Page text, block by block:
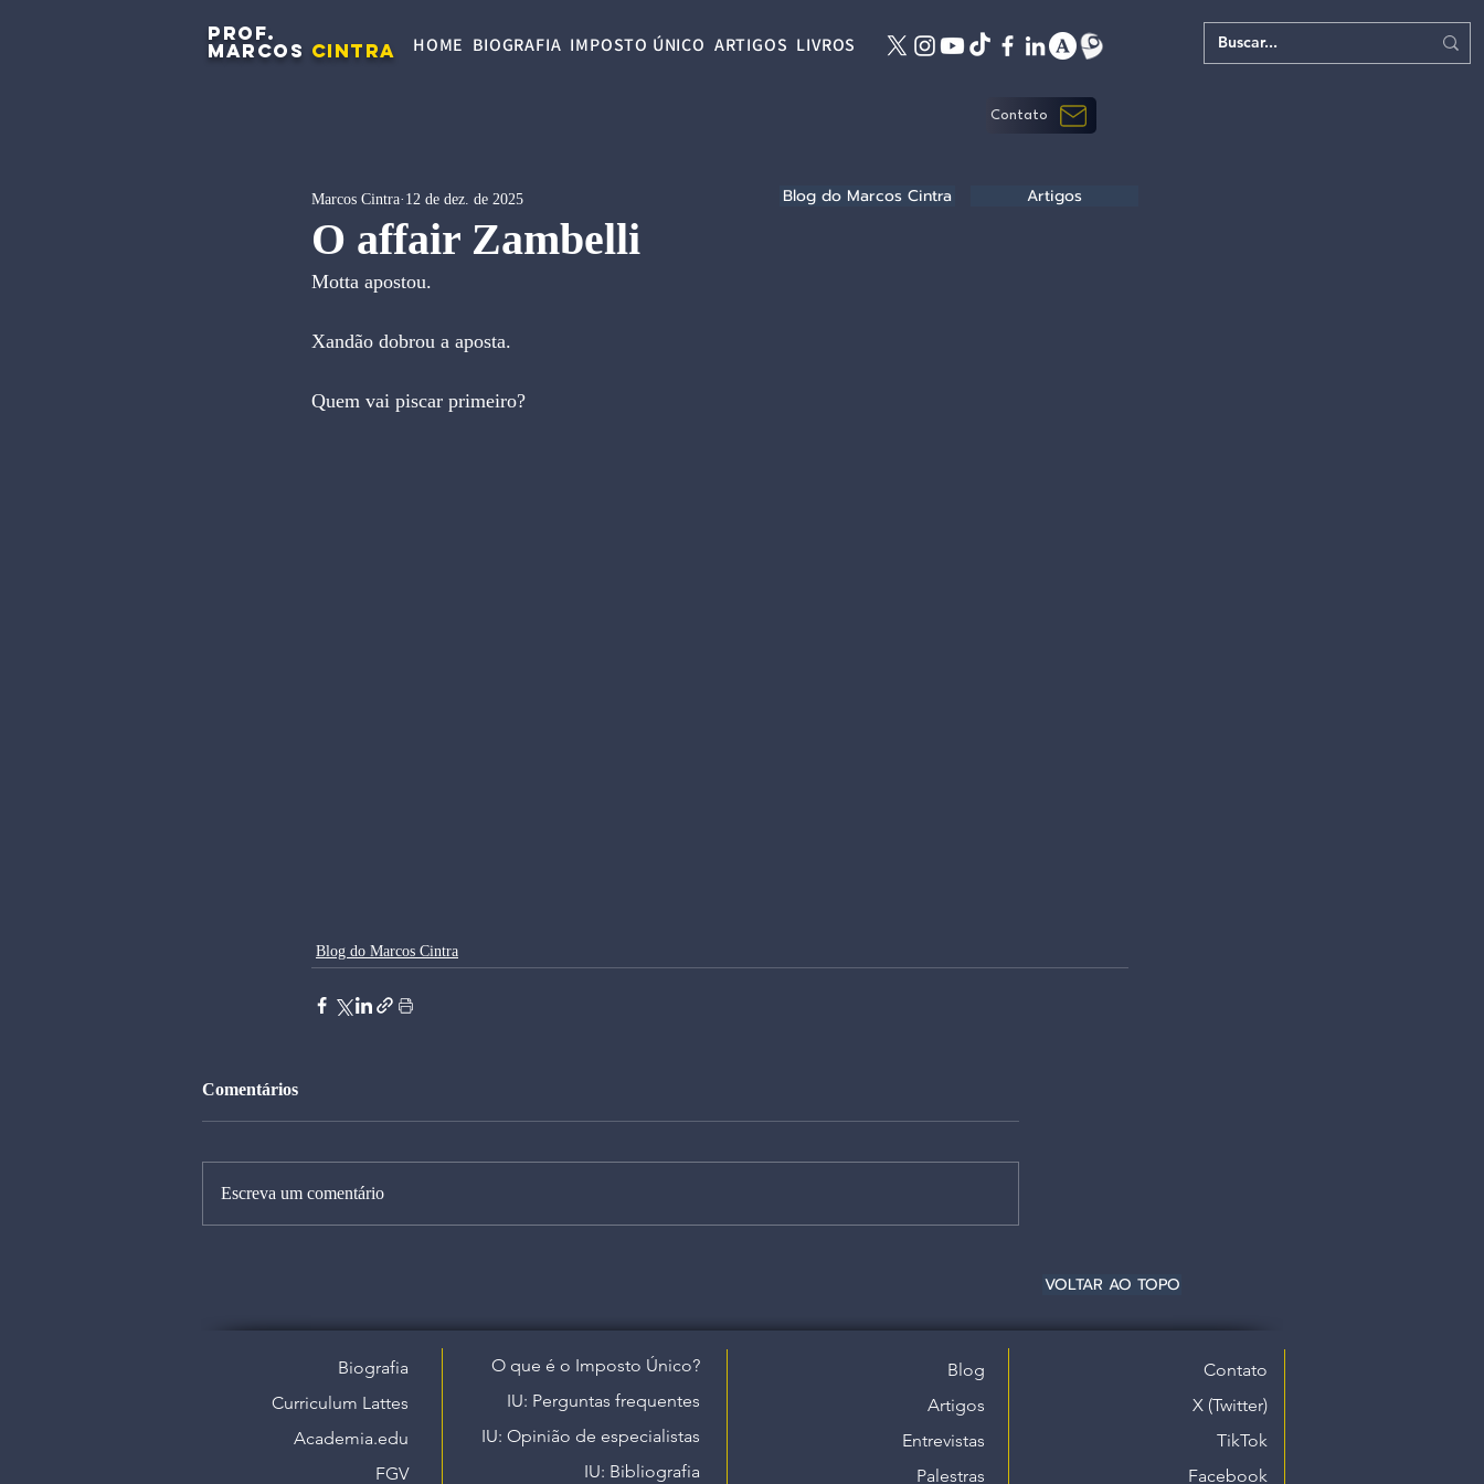
PROF.
MARCOS CINTRA HOME BIOGRAFIA IMPOSTO ÚNICO ARTIGOS LIVROS
Contato
O affair Zambelli
Marcos Cintra 12 de dez. de 2025
Motta apostou.
Xandão dobrou a aposta.
Quem vai piscar primeiro?
Blog do Marcos Cintra
Comentários
Escreva um comentário
Blog do Marcos Cintra Artigos
VOLTAR AO TOPO
Biografia
Curriculum Lattes
Academia.edu
FGV
O que é o Imposto Único?
IU: Perguntas frequentes
IU: Opinião de especialistas
IU: Bibliografia
Blog
Artigos
Entrevistas
Palestras
Contato
X (Twitter)
TikTok
Facebook